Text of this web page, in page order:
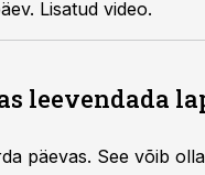
Lisatud video.
leevendada
päevas. See võib